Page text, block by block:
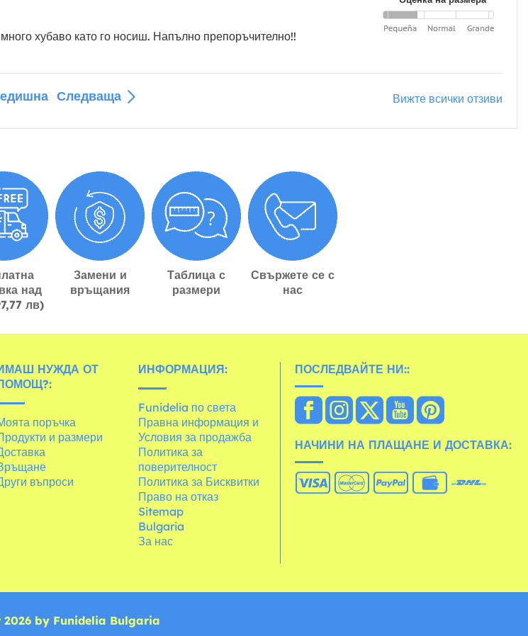
хубаво като го носиш. Напълно препоръчително!!
Следваща Вижте всички отзиви
над
лв)
Замени и
връщания
Таблица с
размери
Свържете се с
нас
НУЖДА ОТ
поръчка
и размери
въпроси
ИНФОРМАЦИЯ:
Funidelia по света
Правна информация и
Условия за продажба
Политика за
поверителност
Политика за Бисквитки
Право на отказ
Sitemap
Bulgaria
За нас
ПОСЛЕДВАЙТЕ НИ::
НАЧИНИ НА ПЛАЩАНЕ И ДОСТАВКА:
by Funidelia Bulgaria